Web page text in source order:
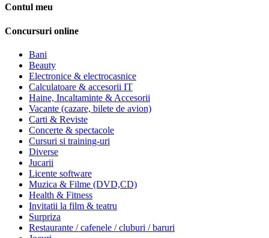
Contul meu
Concursuri online
Bani
Beauty
Electronice & electrocasnice
Calculatoare & accesorii IT
Haine, Incaltaminte & Accesorii
Vacante (cazare, bilete de avion)
Carti & Reviste
Concerte & spectacole
Cursuri si training-uri
Diverse
Jucarii
Licente software
Muzica & Filme (DVD,CD)
Health & Fitness
Invitatii la film & teatru
Surpriza
Restaurante / cafenele / cluburi / baruri